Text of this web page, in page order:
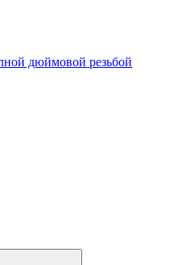
дюймовой резьбой